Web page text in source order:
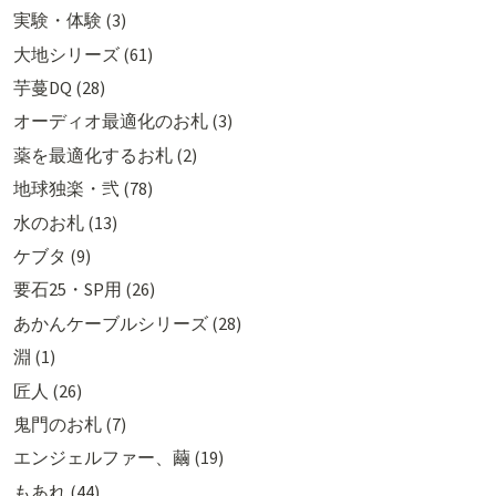
実験・体験 (3)
大地シリーズ (61)
芋蔓DQ (28)
オーディオ最適化のお札 (3)
薬を最適化するお札 (2)
地球独楽・弐 (78)
水のお札 (13)
ケブタ (9)
要石25・SP用 (26)
あかんケーブルシリーズ (28)
淵 (1)
匠人 (26)
鬼門のお札 (7)
エンジェルファー、繭 (19)
もあれ (44)